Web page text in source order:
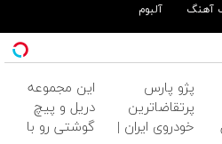
آهنگ آلبوم
پژو پارس
پرتقاضاترین
خودروی ایران |
این مجموعه
دریل و پیچ
گوشتی رو با